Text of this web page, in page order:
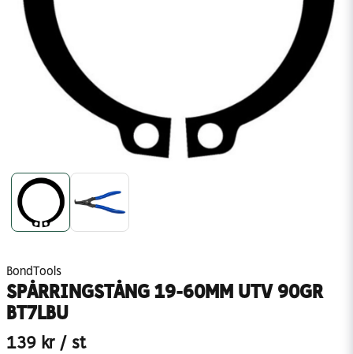
BondTools
SPÅRRINGSTÅNG 19-60MM UTV 90GR
BT7LBU
139 kr / st